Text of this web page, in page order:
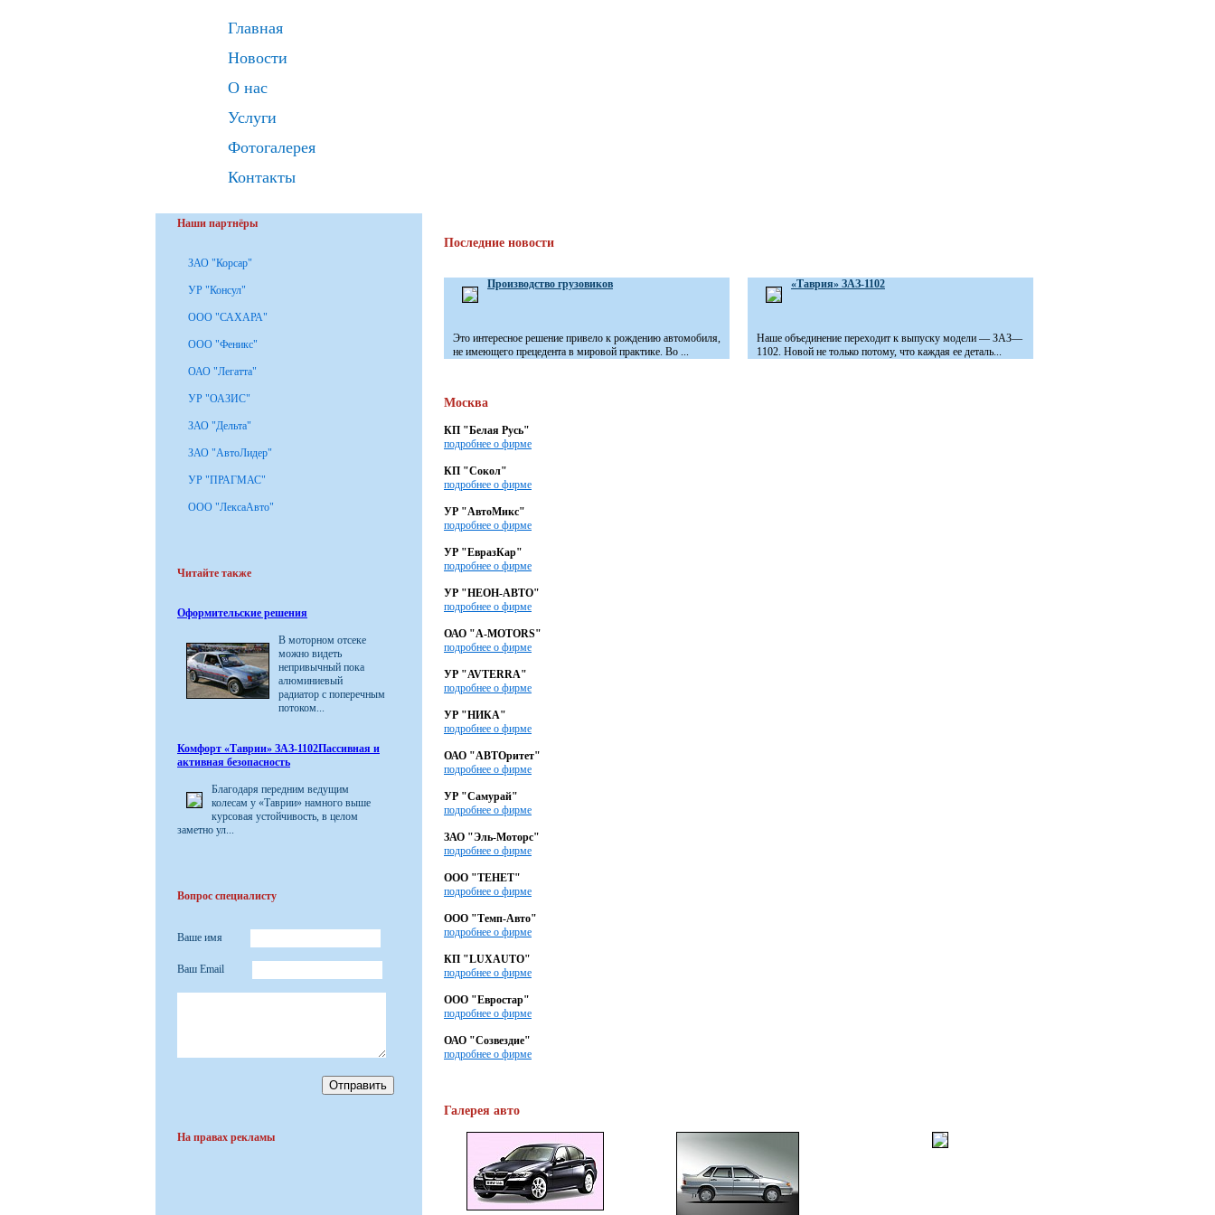
Главная
Новости
О нас
Услуги
Фотогалерея
Контакты
Наши партнёры
ЗАО "Корсар"
УР "Консул"
ООО "САХАРА"
ООО "Феникс"
ОАО "Легатта"
УР "ОАЗИС"
ЗАО "Дельта"
ЗАО "АвтоЛидер"
УР "ПРАГМАС"
ООО "ЛексаАвто"
Читайте также
Оформительские решения
В моторном отсеке
можно видеть
непривычный пока
алюминиевый
радиатор с поперечным
потоком...
Комфорт «Таврии» ЗАЗ-1102Пассивная и
активная безопасность
Благодаря передним ведущим
колесам у «Таврии» намного выше
курсовая устойчивость, в целом
заметно ул...
Вопрос специалисту
Ваше имя
Ваш Email
На правах рекламы
Последние новости
Производство грузовиков
Это интересное решение привело к рождению автомобиля,
не имеющего прецедента в мировой практике. Во ...
«Таврия» ЗАЗ-1102
Наше объединение переходит к выпуску модели — ЗАЗ—
1102. Новой не только потому, что каждая ее деталь...
Москва
КП "Белая Русь"
подробнее о фирме
КП "Сокол"
подробнее о фирме
УР "АвтоМикс"
подробнее о фирме
УР "ЕвразКар"
подробнее о фирме
УР "НЕОН-АВТО"
подробнее о фирме
ОАО "A-MOTORS"
подробнее о фирме
УР "AVTERRA"
подробнее о фирме
УР "НИКА"
подробнее о фирме
ОАО "AВТОритет"
подробнее о фирме
УР "Самурай"
подробнее о фирме
ЗАО "Эль-Моторс"
подробнее о фирме
ООО "ТЕНЕТ"
подробнее о фирме
ООО "Темп-Авто"
подробнее о фирме
КП "LUXAUTO"
подробнее о фирме
ООО "Евростар"
подробнее о фирме
ОАО "Созвездие"
подробнее о фирме
Галерея авто